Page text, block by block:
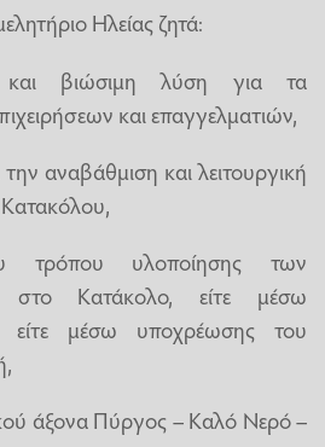
Ηλείας ζητά:
και βιώσιμη λύση για τα
και επαγγελματιών,
αναβάθμιση και λειτουργική
τρόπου υλοποίησης των
στο Κατάκολο, είτε μέσω
είτε μέσω υποχρέωσης του
άξονα Πύργος – Καλό Νερό –